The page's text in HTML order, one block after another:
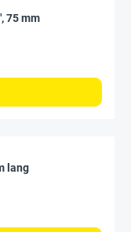
75 mm
lang